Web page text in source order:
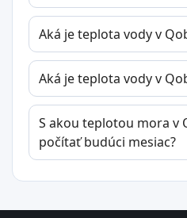
Aká je teplota vody v
Aká je teplota vody v
S akou teplotou mora v
počítať budúci mesiac?